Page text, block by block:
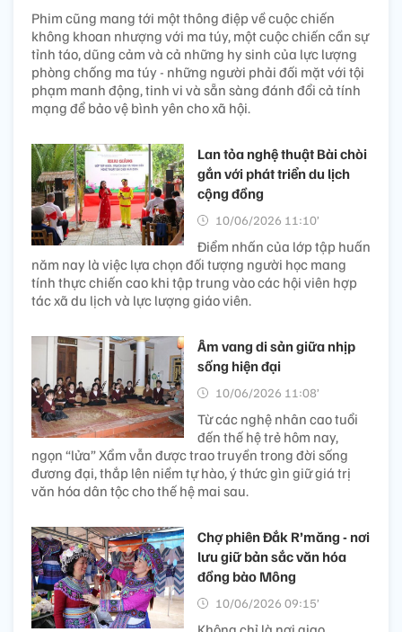
Phim cũng mang tới một thông điệp về cuộc chiến
không khoan nhượng với ma túy, một cuộc chiến cần sự
tỉnh táo, dũng cảm và cả những hy sinh của lực lượng
phòng chống ma túy - những người phải đối mặt với tội
phạm manh động, tinh vi và sẵn sàng đánh đổi cả tính
mạng để bảo vệ bình yên cho xã hội.
Lan tỏa nghệ thuật Bài chòi
gắn với phát triển du lịch
cộng đồng​
10/06/2026 11:10’
Điểm nhấn của lớp tập huấn
năm nay là việc lựa chọn đối tượng người học mang
tính thực chiến cao khi tập trung vào các hội viên hợp
tác xã du lịch và lực lượng giáo viên.
Âm vang di sản giữa nhịp
sống hiện đại
10/06/2026 11:08’
Từ các nghệ nhân cao tuổi
đến thế hệ trẻ hôm nay,
ngọn “lửa” Xẩm vẫn được trao truyền trong đời sống
đương đại, thắp lên niềm tự hào, ý thức gìn giữ giá trị
văn hóa dân tộc cho thế hệ mai sau.
Chợ phiên Đắk R’măng - nơi
lưu giữ bản sắc văn hóa
đồng bào Mông
10/06/2026 09:15’